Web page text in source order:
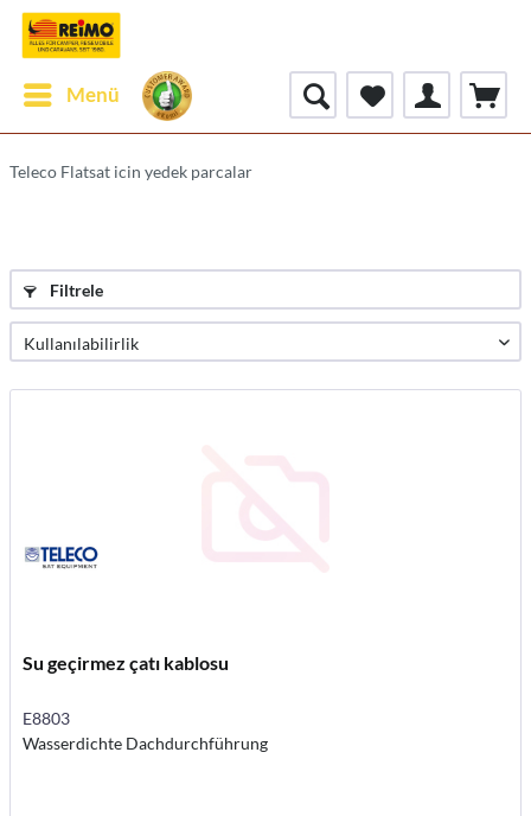
Menü
Teleco Flatsat icin yedek parcalar
Filtrele
Su geçirmez çatı kablosu
E8803
Wasserdichte Dachdurchführung